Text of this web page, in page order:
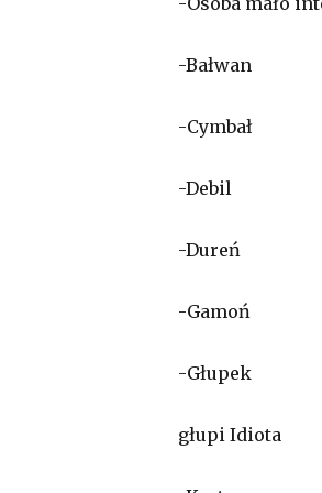
-Bałwan
-Cymbał
-Debil
-Dureń
-Gamoń
-Głupek
głupi Idiota